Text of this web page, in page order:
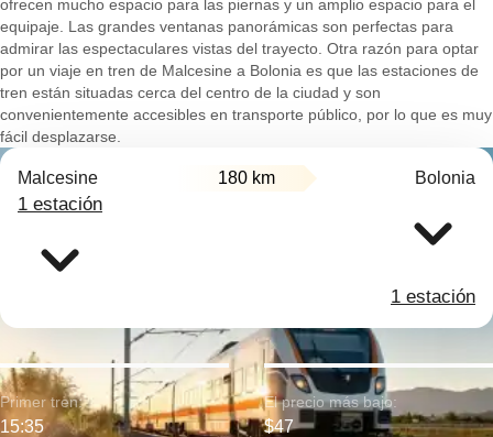
ofrecen mucho espacio para las piernas y un amplio espacio para el
equipaje. Las grandes ventanas panorámicas son perfectas para
admirar las espectaculares vistas del trayecto. Otra razón para optar
por un viaje en tren de Malcesine a Bolonia es que las estaciones de
tren están situadas cerca del centro de la ciudad y son
convenientemente accesibles en transporte público, por lo que es muy
fácil desplazarse.
Malcesine 180 km Bolonia
1 estación
1 estación
Primer tren:
15:35
El precio más bajo:
$47